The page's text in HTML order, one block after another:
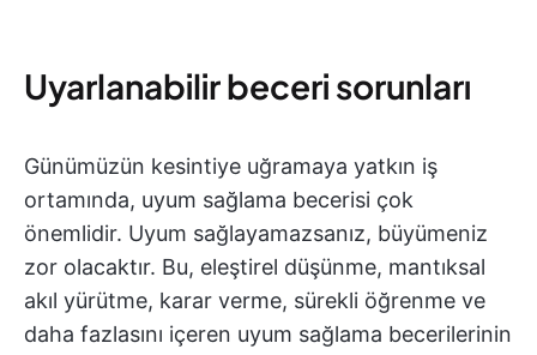
Uyarlanabilir beceri sorunları
Günümüzün kesintiye uğramaya yatkın iş
ortamında, uyum sağlama becerisi çok
önemlidir. Uyum sağlayamazsanız, büyümeniz
zor olacaktır. Bu, eleştirel düşünme, mantıksal
akıl yürütme, karar verme, sürekli öğrenme ve
daha fazlasını içeren uyum sağlama becerilerinin